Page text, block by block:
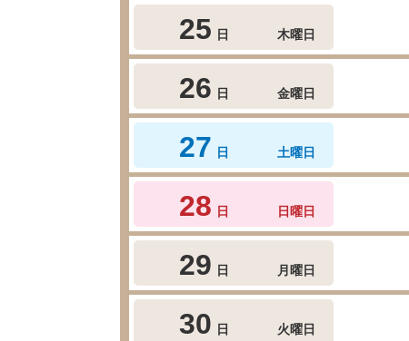
25 日 木曜日
26 日 金曜日
27 日 土曜日
28 日 日曜日
29 日 月曜日
30 日 火曜日